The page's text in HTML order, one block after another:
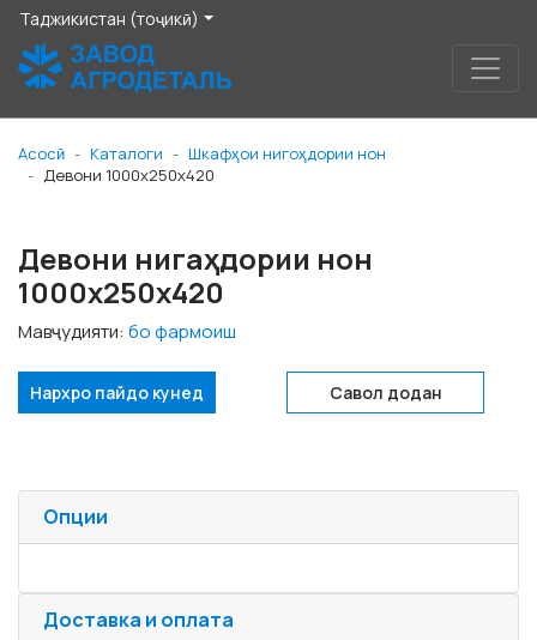
Таджикистан (тоҷикӣ)
Асосӣ Каталоги
Шкафҳои нигоҳдории нон
Девони 1000x250x420
Девони нигаҳдории нон
1000x250x420
Мавҷудияти: бо фармоиш
Нархро пайдо кунед Савол додан
Опции
Доставка и оплата